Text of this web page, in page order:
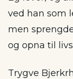
ved han som
men
og opna til
Trygve